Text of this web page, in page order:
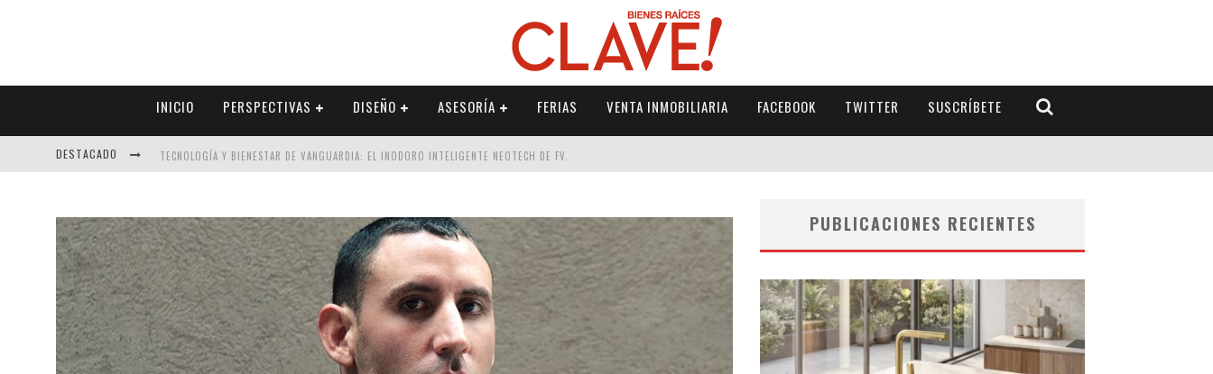
INICIO PERSPECTIVAS DISEÑO ASESORÍA FERIAS VENTA INMOBILIARIA FACEBOOK TWITTER SUSCRÍBETE
DESTACADO TECNOLOGÍA Y BIENESTAR DE VANGUARDIA: EL INODORO INTELIGENTE NEOTECH DE FV.
ALEXANDRA BEDOYA – LA CONSTANCIA DETRÁS DE LA PALETERÍA
EL DESPERTAR DE LA CALIDEZ: ACABADOS DORADOS DE FV PARA ELEVAR TU ESPACIO
PUBLICACIONES RECIENTES